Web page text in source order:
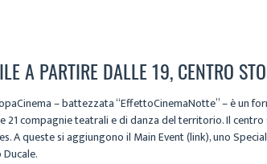
A PARTIRE DALLE 19, CENTRO
– battezzata “EffettoCinemaNotte” – è un
compagnie teatrali e di danza del territorio. Il
A queste si aggiungono il Main Event (link), uno